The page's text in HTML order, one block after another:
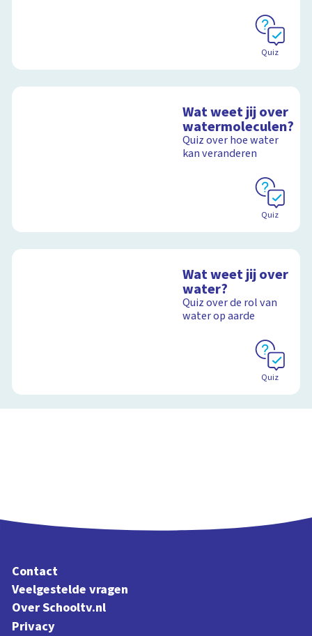
Quiz
Wat weet jij over
watermoleculen?
Quiz over hoe water
kan veranderen
Quiz
Wat weet jij over
water?
Quiz over de rol van
water op aarde
Quiz
Contact
Veelgestelde vragen
Over Schooltv.nl
Privacy